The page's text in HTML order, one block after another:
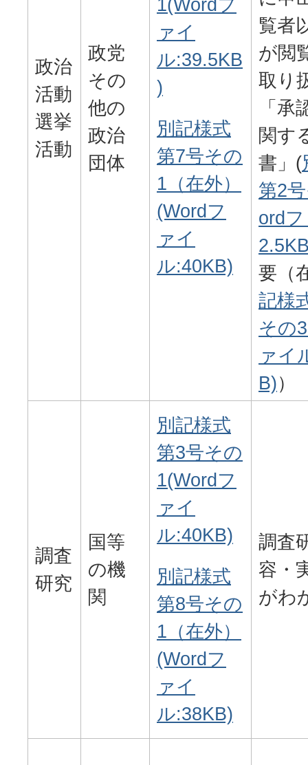
政治
活動
選挙
活動
政党
その
他の
政治
団体
1(Wordフ
ァイ
ル:39.5KB
)
別記様式
第7号その
1（在外）
(Wordフ
ァイ
ル:40KB)
覧者
が閲
取り
「承
関す
書」(
第2
ord
要（
記様
その
ァイ
B)）
調査
研究
国等
の機
関
別記様式
第3号その
1(Wordフ
ァイ
ル:40KB)
別記様式
第8号その
1（在外）
(Wordフ
ァイ
ル:38KB)
調査
容・
がわ